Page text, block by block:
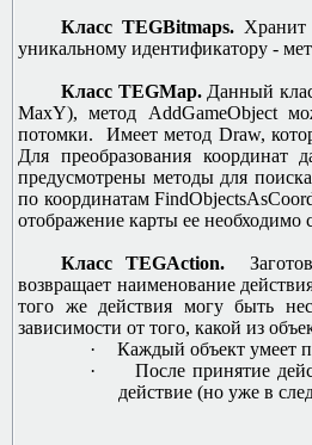
Класс TEGBitmaps. Хранит
уникальному идентификатору -
Класс TEGMap. Данный
MaxY), метод AddGameObject
потомки. Имеет метод Draw,
Для преобразования координат
предусмотрены методы для
по координатам
отображение карты ее необходимо
Класс TEGAction.
возвращает наименование
того же действия могу быть
зависимости от того, какой из
·
Каждый объект умеет
·
После принятие
действие (но уже в